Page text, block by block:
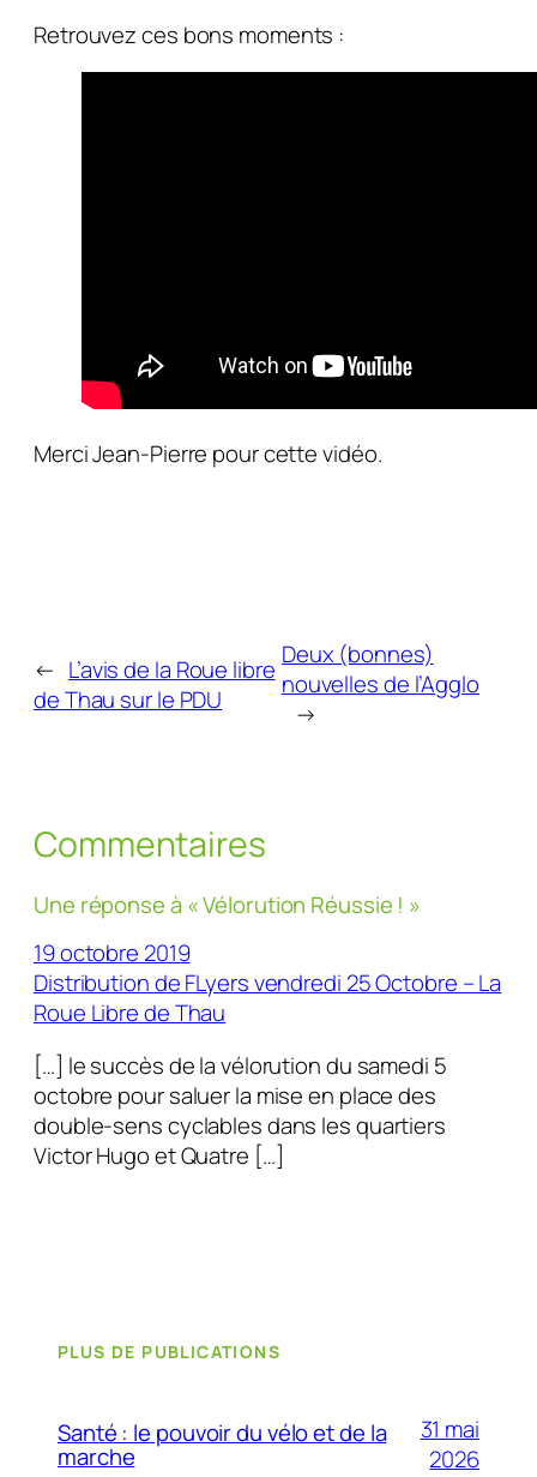
Retrouvez ces bons moments :
Merci Jean-Pierre pour cette vidéo.
← L’avis de la Roue libre
de Thau sur le PDU
Deux (bonnes)
nouvelles de l’Agglo
→
Commentaires
Une réponse à « Vélorution Réussie ! »
19 octobre 2019
Distribution de FLyers vendredi 25 Octobre – La
Roue Libre de Thau
[…] le succès de la vélorution du samedi 5
octobre pour saluer la mise en place des
double-sens cyclables dans les quartiers
Victor Hugo et Quatre […]
PLUS DE PUBLICATIONS
Santé : le pouvoir du vélo et de la
marche
31 mai
2026